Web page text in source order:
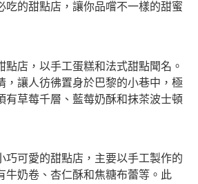
吃的甜點店，讓你品嚐不一樣的甜蜜
點店，以手工蛋糕和法式甜點聞名。
，讓人彷彿置身於巴黎的小巷中，極
有草莓千層、藍莓奶酥和抹茶波士頓
巧可愛的甜點店，主要以手工製作的
牛奶卷、杏仁酥和焦糖布蕾等。此